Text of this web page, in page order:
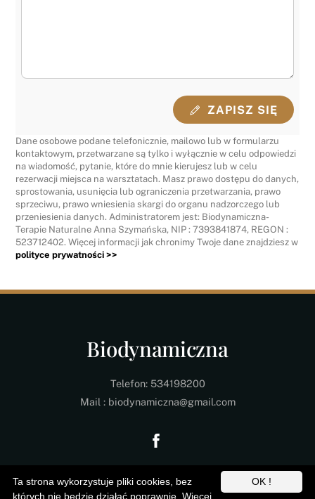
ZAPISZ SIĘ
Dane osobowe podane telefonicznie, mailowo lub w formularzu
kontaktowym, przetwarzane są tylko i wyłącznie w celu odpowiedzi
na wiadomość, pytanie, które do mnie kierujesz lub w celu
rezerwacji miejsca na warsztatach. Masz prawo dostępu do danych,
sprostowania, usunięcia lub ograniczenia przetwarzania, prawo
sprzeciwu, prawo wniesienia skargi do organu nadzorczego lub
przeniesienia danych. Administratorem jest: Biodynamiczna-
Terapie Naturalne Anna Szymańska, NIP : 7393841874, REGON :
523712402. Więcej informacji jak chronimy Twoje dane znajdziesz w
polityce prywatności >>
Back
Biodynamiczna
Telefon: 534198200
Mail : biodynamiczna@gmail.com
©Biodynamiczna2026 OK !
Ta strona wykorzystuje pliki cookies, bez
których nie będzie działać poprawnie. Więcej